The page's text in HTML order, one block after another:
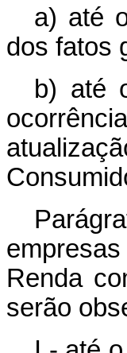
a) até
dos fatos
b) até
Renda
serão